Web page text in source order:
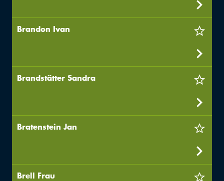
Brandon Ivan
Brandstätter Sandra
Bratenstein Jan
Brell Frau